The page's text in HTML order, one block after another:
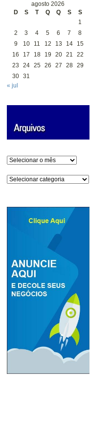
agosto 2026
D
S T Q Q S
S
1
2
3 4 5 6 7
8
9
10 11 12 13 14
15
16
17 18 19 20 21
22
23
24 25 26 27 28 29
30 31
« jul
Arquivos
Categorias